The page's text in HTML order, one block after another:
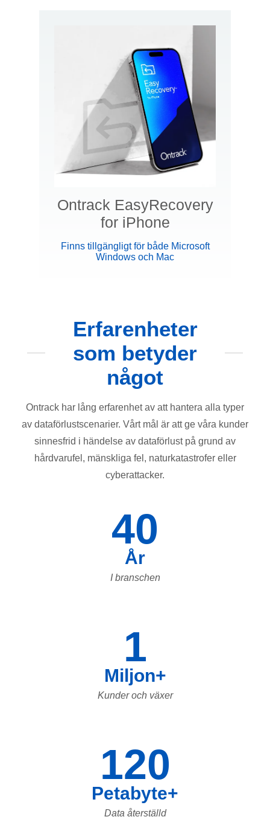
Ontrack EasyRecovery
for iPhone
Finns tillgängligt för både Microsoft
Windows och Mac
Erfarenheter
som betyder
något
Ontrack har lång erfarenhet av att hantera alla typer
av dataförlustscenarier. Vårt mål är att ge våra kunder
sinnesfrid i händelse av dataförlust på grund av
hårdvarufel, mänskliga fel, naturkatastrofer eller
cyberattacker.
40
År
I branschen
1
Miljon+
Kunder och växer
120
Petabyte+
Data återställd